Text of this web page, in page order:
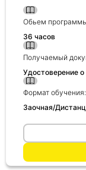
Обьем
36 часов
Получаемый
Удостоверение
Формат обучения:
Заочная/
Даю
Даю